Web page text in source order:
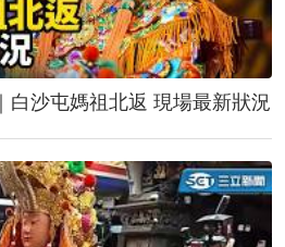
白沙屯媽祖北返 現場最新狀況